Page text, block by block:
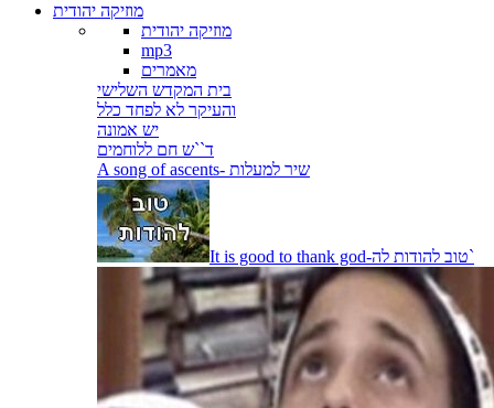
מוזיקה יהודית
מוזיקה יהודית
mp3
מאמרים
בית המקדש השלישי
והעיקר לא לפחד כלל
יש אמונה
ד``ש חם ללוחמים
A song of ascents- שיר למעלות
It is good to thank god-טוב להודות לה`